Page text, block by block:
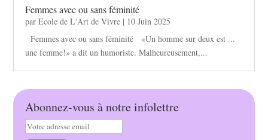
Abonnez-vous à notre infolettre
Femmes avec ou sans féminité
parEcole de L'Art de Vivre | 10 Juin 2025
Femmes avec ou sans féminité «Un homme sur deux est ...
une femme!» a dit un humoriste. Malheureusement,...